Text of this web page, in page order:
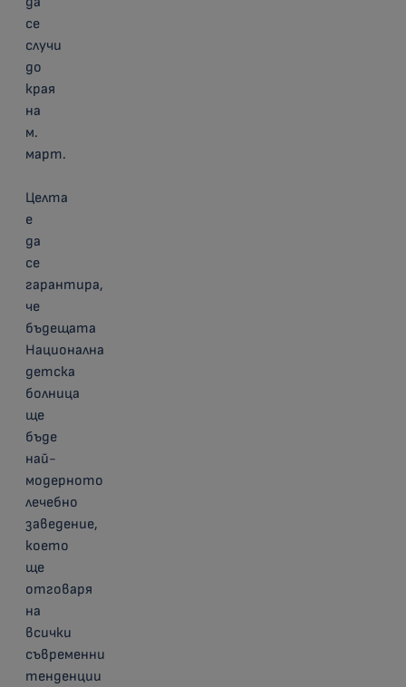
се
случи
до
края
на
м.
март.
Целта
е
да
се
гарантира,
че
бъдещата
Национална
детска
болница
ще
бъде
най-
модерното
лечебно
заведение,
което
ще
отговаря
на
всички
съвременни
тенденции